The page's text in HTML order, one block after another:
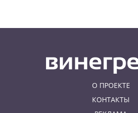
О ПРОЕКТЕ
КОНТАКТЫ